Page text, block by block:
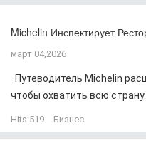
Michelin Инспектирует
март 04,2026
Путеводитель Michelin
чтобы охватить всю страну...
Hits:519 Бизнес